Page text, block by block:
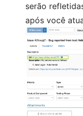
serão
após você